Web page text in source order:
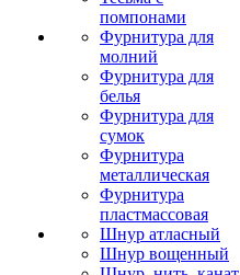
помпонами
Фурнитура для
молний
Фурнитура для
белья
Фурнитура для
сумок
Фурнитура
металлическая
Фурнитура
пластмассовая
Шнур атласный
Шнур вощенный